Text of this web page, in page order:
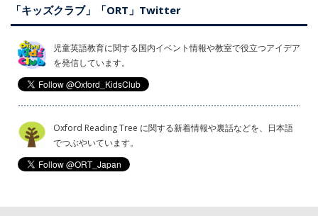
「キッズクラブ」「ORT」Twitter
児童英語教育に関する国内イベント情報や教室で役立つアイデア
を発信しています。
Oxford Reading Tree に関する新着情報や裏話などを、日本語
でつぶやいています。